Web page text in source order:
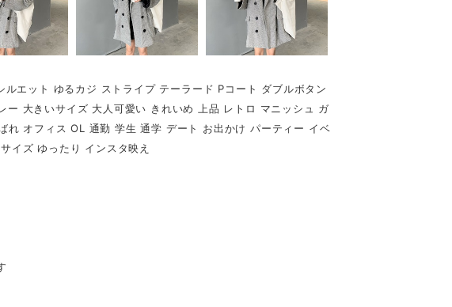
エット ゆるカジ ストライプ テーラード Pコート ダブルボタン
ー 大きいサイズ 大人可愛い きれいめ 上品 レトロ マニッシュ ガ
オフィス OL 通勤 学生 通学 デート お出かけ パーティー イベ
イズ ゆったり インスタ映え